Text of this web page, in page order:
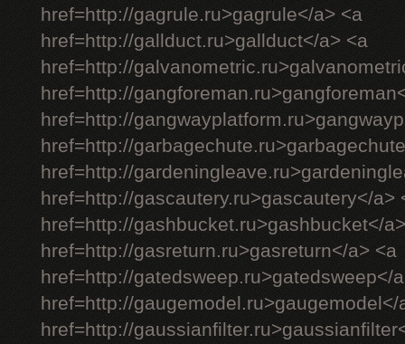
href=http://gagrule.ru>gagrule</a> <a
href=http://gallduct.ru>gallduct</a> <a
href=http://
href=http://
href=http://
href=http://
href=http://
href=http://gascautery.ru>gascautery</a>
href=http://gashbucket.ru>gashbucket</
href=http://gasreturn.ru>gasreturn</a> <a
href=http://gatedsweep.ru>gatedsweep</
href=http://gaugemodel.ru>gaugemodel</
href=http://